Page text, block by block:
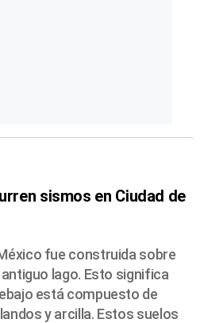
sismos en Ciudad de
fue construida sobre
lago. Esto significa
está compuesto de
y arcilla. Estos suelos